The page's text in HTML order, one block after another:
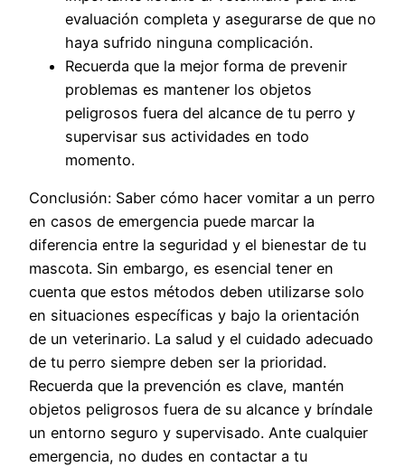
evaluación completa y asegurarse de que no
haya sufrido ninguna complicación.
Recuerda que la mejor forma de prevenir
problemas es mantener los objetos
peligrosos fuera del alcance de tu perro y
supervisar sus actividades en todo
momento.
Conclusión: Saber cómo hacer vomitar a un perro
en casos de emergencia puede marcar la
diferencia entre la seguridad y el bienestar de tu
mascota. Sin embargo, es esencial tener en
cuenta que estos métodos deben utilizarse solo
en situaciones específicas y bajo la orientación
de un veterinario. La salud y el cuidado adecuado
de tu perro siempre deben ser la prioridad.
Recuerda que la prevención es clave, mantén
objetos peligrosos fuera de su alcance y bríndale
un entorno seguro y supervisado. Ante cualquier
emergencia, no dudes en contactar a tu